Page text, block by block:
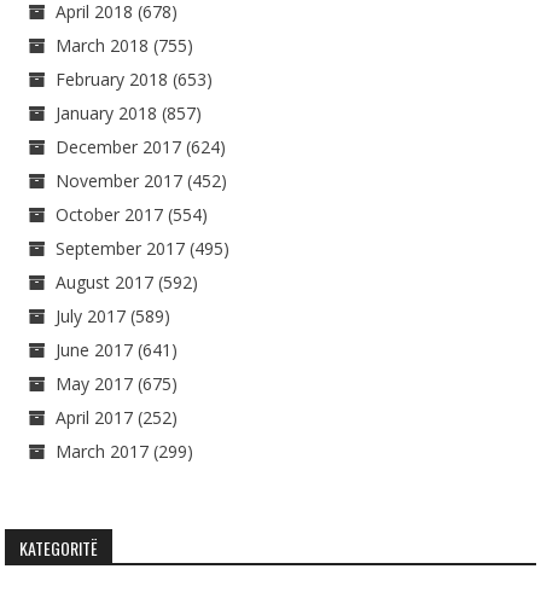
April 2018 (678)
March 2018 (755)
February 2018 (653)
January 2018 (857)
December 2017 (624)
November 2017 (452)
October 2017 (554)
September 2017 (495)
August 2017 (592)
July 2017 (589)
June 2017 (641)
May 2017 (675)
April 2017 (252)
March 2017 (299)
KATEGORITË